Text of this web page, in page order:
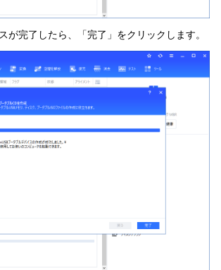
が完了したら、「完了」をクリックします。